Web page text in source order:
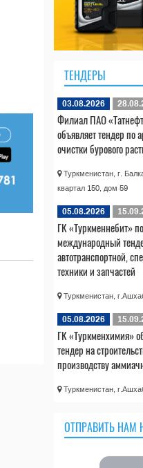
ТЕНДЕРЫ
03.08.2026
Филиал ПАО
объявляет тендер по
очистки бурового
Туркменистан, г.
квартал 150, дом 59
05.08.2026
ГК «Туркменнебит»
международный
автотранспортной,
техники и запчастей
Туркменистан,
05.08.2026
ГК «Туркменхимия»
тендер на
производству
Туркменистан,
ОТПРАВИТЬ НАМ